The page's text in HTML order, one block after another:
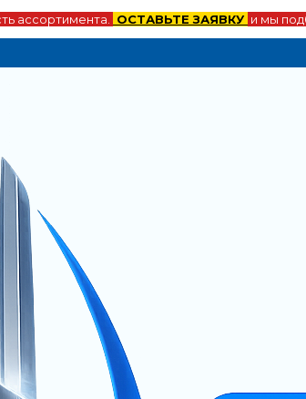
ассортимента. ОСТАВЬТЕ ЗАЯВКУ и мы